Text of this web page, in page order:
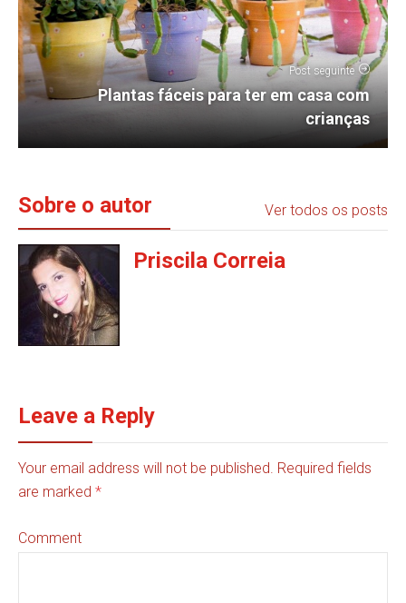
Post seguinte
Plantas fáceis para ter em casa com
crianças
Sobre o autor Ver todos os posts
Priscila Correia
Leave a Reply
Your email address will not be published. Required fields
are marked *
Comment